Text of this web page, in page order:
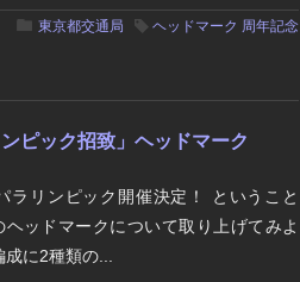
東京都交通局 ヘッドマーク 周年記念
ピック招致」ヘッドマーク
ラリンピック開催決定！ ということ
ッドマークについて取り上げてみよ
に2種類の...